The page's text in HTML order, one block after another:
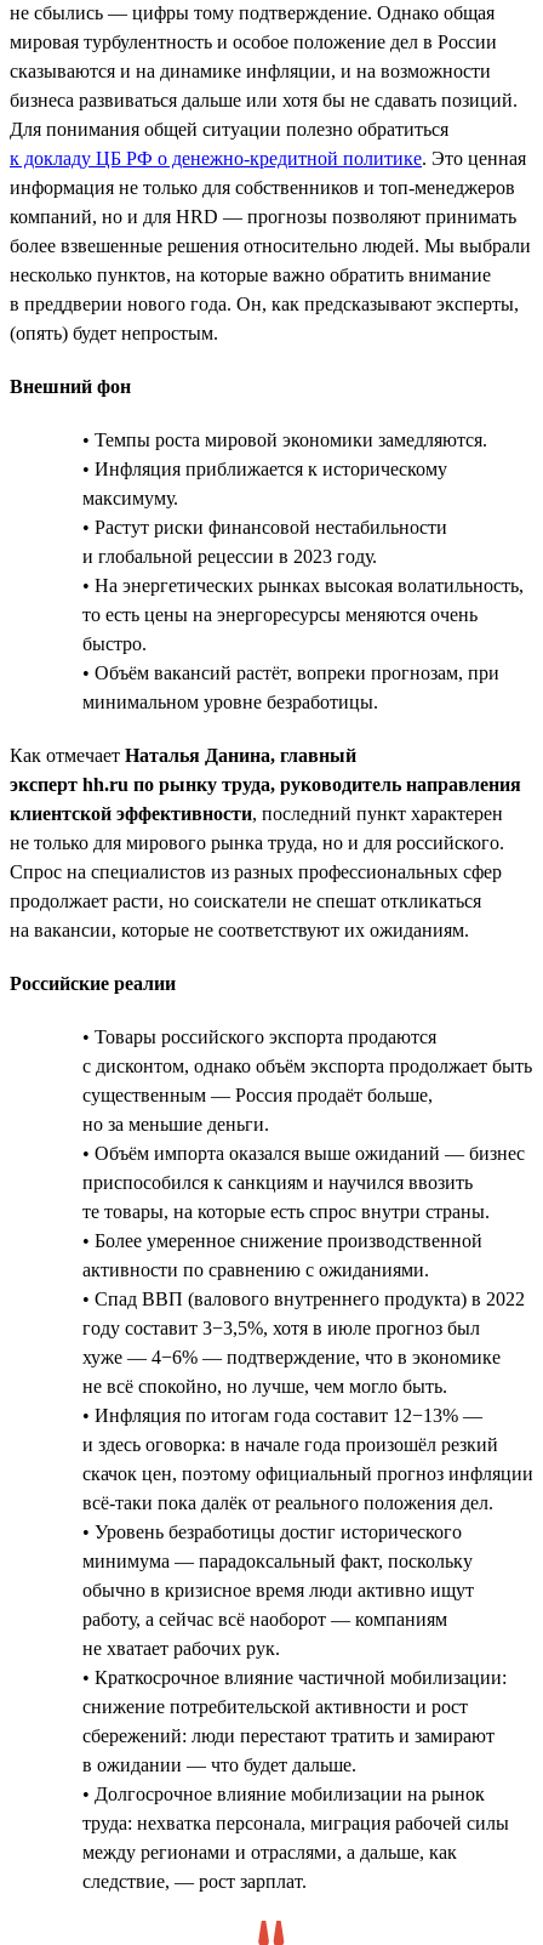
не сбылись — цифры тому подтверждение. Однако общая
мировая турбулентность и особое положение дел в России
сказываются и на динамике инфляции, и на возможности
бизнеса развиваться дальше или хотя бы не сдавать позиций.
Для понимания общей ситуации полезно обратиться
к докладу ЦБ РФ о денежно-кредитной политике. Это ценная
информация не только для собственников и топ-менеджеров
компаний, но и для HRD — прогнозы позволяют принимать
более взвешенные решения относительно людей. Мы выбрали
несколько пунктов, на которые важно обратить внимание
в преддверии нового года. Он, как предсказывают эксперты,
(опять) будет непростым.
Внешний фон
• Темпы роста мировой экономики замедляются.
• Инфляция приближается к историческому
максимуму.
• Растут риски финансовой нестабильности
и глобальной рецессии в 2023 году.
• На энергетических рынках высокая волатильность,
то есть цены на энергоресурсы меняются очень
быстро.
• Объём вакансий растёт, вопреки прогнозам, при
минимальном уровне безработицы.
Как отмечает Наталья Данина, главный
эксперт hh.ru по рынку труда, руководитель направления
клиентской эффективности, последний пункт характерен
не только для мирового рынка труда, но и для российского.
Спрос на специалистов из разных профессиональных сфер
продолжает расти, но соискатели не спешат откликаться
на вакансии, которые не соответствуют их ожиданиям.
Российские реалии
• Товары российского экспорта продаются
с дисконтом, однако объём экспорта продолжает быть
существенным — Россия продаёт больше,
но за меньшие деньги.
• Объём импорта оказался выше ожиданий — бизнес
приспособился к санкциям и научился ввозить
те товары, на которые есть спрос внутри страны.
• Более умеренное снижение производственной
активности по сравнению с ожиданиями.
• Спад ВВП (валового внутреннего продукта) в 2022
году составит 3−3,5%, хотя в июле прогноз был
хуже — 4−6% — подтверждение, что в экономике
не всё спокойно, но лучше, чем могло быть.
• Инфляция по итогам года составит 12−13% —
и здесь оговорка: в начале года произошёл резкий
скачок цен, поэтому официальный прогноз инфляции
всё-таки пока далёк от реального положения дел.
• Уровень безработицы достиг исторического
минимума — парадоксальный факт, поскольку
обычно в кризисное время люди активно ищут
работу, а сейчас всё наоборот — компаниям
не хватает рабочих рук.
• Краткосрочное влияние частичной мобилизации:
снижение потребительской активности и рост
сбережений: люди перестают тратить и замирают
в ожидании — что будет дальше.
• Долгосрочное влияние мобилизации на рынок
труда: нехватка персонала, миграция рабочей силы
между регионами и отраслями, а дальше, как
следствие, — рост зарплат.